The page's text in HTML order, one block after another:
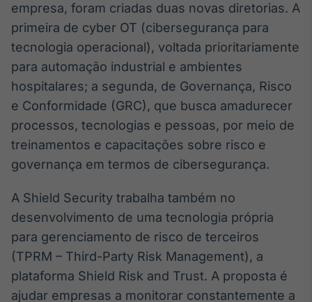
Curadoria
Curadoria de
conteúdos
Soluções de
Tecnologia
Broadcast
Radar
Monitoramento
inteligente de
notícias e
Broadcast
Fundos
plataforma para
analisar fundos
no Brasil
empresa, foram criadas duas novas diretorias. A
primeira de cyber OT (cibersegurança para
tecnologia operacional), voltada prioritariamente
para automação industrial e ambientes
hospitalares; a segunda, de Governança, Risco
e Conformidade (GRC), que busca amadurecer
processos, tecnologias e pessoas, por meio de
treinamentos e capacitações sobre risco e
governança em termos de cibersegurança.
A Shield Security trabalha também no
desenvolvimento de uma tecnologia própria
para gerenciamento de risco de terceiros
(TPRM – Third-Party Risk Management), a
plataforma Shield Risk and Trust. A proposta é
ajudar empresas a monitorar constantemente a